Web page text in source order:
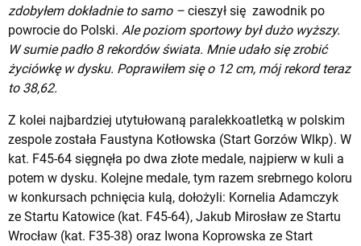
zdobyłem dokładnie to samo – cieszył się zawodnik po
powrocie do Polski. Ale poziom sportowy był dużo wyższy.
W sumie padło 8 rekordów świata. Mnie udało się zrobić
życiówkę w dysku. Poprawiłem się o 12 cm, mój rekord teraz
to 38,62.
Z kolei najbardziej utytułowaną paralekkoatletką w polskim
zespole została Faustyna Kotłowska (Start Gorzów Wlkp). W
kat. F45-64 sięgnęła po dwa złote medale, najpierw w kuli a
potem w dysku. Kolejne medale, tym razem srebrnego koloru
w konkursach pchnięcia kulą, dołożyli: Kornelia Adamczyk
ze Startu Katowice (kat. F45-64), Jakub Mirosław ze Startu
Wrocław (kat. F35-38) oraz Iwona Koprowska ze Start